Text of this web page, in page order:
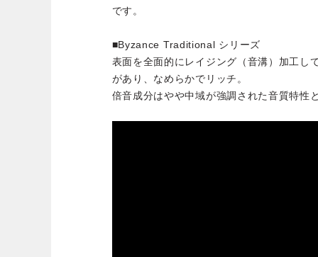
です。
■Byzance Traditional シリーズ
表面を全面的にレイジング（音溝）加工し
があり、なめらかでリッチ。
倍音成分はやや中域が強調された音質特性